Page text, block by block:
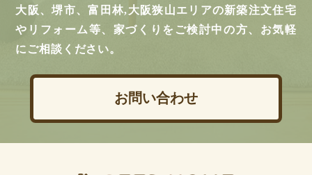
大阪、堺市、富田林,大阪狭山エリアの新築注文住宅
やリフォーム等、家づくりをご検討中の方、お気軽
にご相談ください。
お問い合わせ